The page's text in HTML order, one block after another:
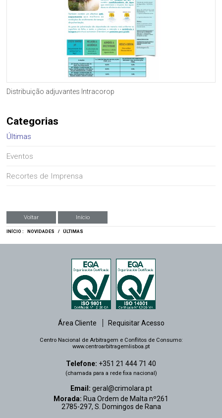
Distribuição adjuvantes Intracorop
Categorias
Últimas
Eventos
Recortes de Imprensa
Voltar Início
INÍCIO : NOVIDADES / ÚLTIMAS
Telefone: +351 21 444 71 40
(chamada para a rede fixa nacional)
Email: geral@crimolara.pt
Morada: Rua Ordem de Malta nº261
2785-297, S. Domingos de Rana
Área Cliente Requisitar Acesso
Centro Nacional de Arbitragem e Conflitos de Consumo:
www.centroarbitragemlisboa.pt